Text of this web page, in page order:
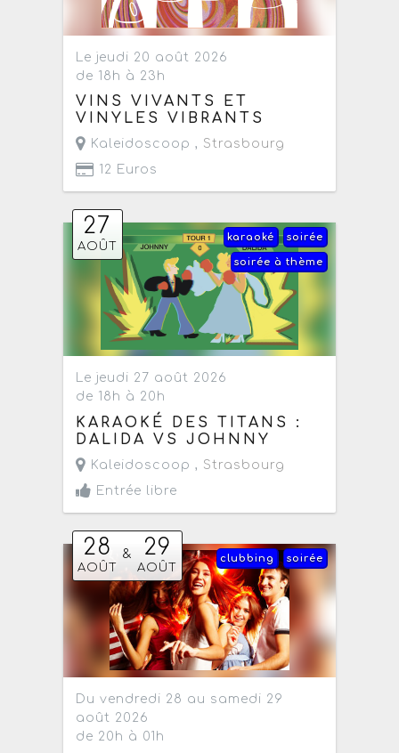
Le jeudi 20 août 2026
de 18h à 23h
VINS VIVANTS ET
VINYLES VIBRANTS
Kaleidoscoop , Strasbourg
12 Euros
27
AOÛT
soirée
karaoké
soirée à thème
Le jeudi 27 août 2026
de 18h à 20h
KARAOKÉ DES TITANS :
DALIDA VS JOHNNY
Kaleidoscoop , Strasbourg
Entrée libre
28
AOÛT
& 29
AOÛT
soirée
clubbing
Du vendredi 28 au samedi 29
août 2026
de 20h à 01h